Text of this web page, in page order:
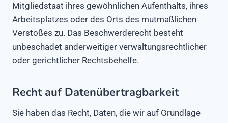
Mitgliedstaat ihres gewöhnlichen Aufenthalts, ihres
Arbeitsplatzes oder des Orts des mutmaßlichen
Verstoßes zu. Das Beschwerderecht besteht
unbeschadet anderweitiger verwaltungsrechtlicher
oder gerichtlicher Rechtsbehelfe.
Recht auf Datenübertragbarkeit
Sie haben das Recht, Daten, die wir auf Grundlage